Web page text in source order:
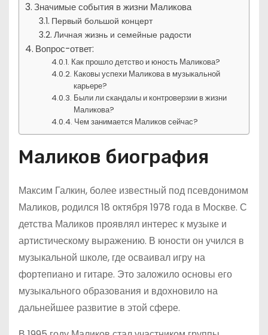
Значимые события в жизни Маликова
Первый большой концерт
Личная жизнь и семейные радости
Вопрос-ответ:
Как прошло детство и юность Маликова?
Каковы успехи Маликова в музыкальной
карьере?
Были ли скандалы и контроверзии в жизни
Маликова?
Чем занимается Маликов сейчас?
Маликов биография
Максим Галкин, более известный под псевдонимом
Маликов, родился 18 октября 1978 года в Москве. С
детства Маликов проявлял интерес к музыке и
артистическому выражению. В юности он учился в
музыкальной школе, где осваивал игру на
фортепиано и гитаре. Это заложило основы его
музыкального образования и вдохновило на
дальнейшее развитие в этой сфере.